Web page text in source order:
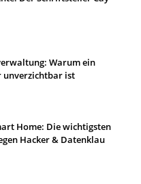
Warum ein
unverzichtbar ist
Home: Die wichtigsten
Hacker & Datenklau